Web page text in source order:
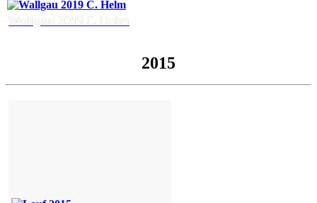
Wallgau 2019 C. Helm
2015